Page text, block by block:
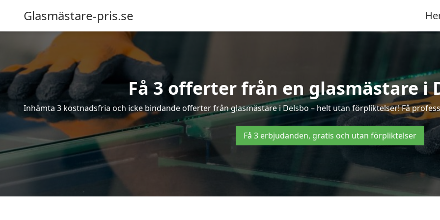
Glasmästare-pris.se
Få 3 offerter från en glasmästare i
Inhämta 3 kostnadsfria och icke bindande offerter från glasmästare i Delsbo – helt utan förpliktelser! Få
Få 3 erbjudanden, gratis och utan förpliktelser